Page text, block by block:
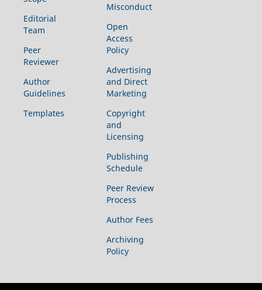
Editorial
Team
Peer
Reviewer
Author
Guidelines
Templates
Misconduct
Open
Access
Policy
Advertising
and Direct
Marketing
Copyright
and
Licensing
Publishing
Schedule
Peer Review
Process
Author Fees
Archiving
Policy